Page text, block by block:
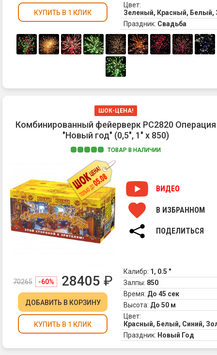
КУПИТЬ В 1 КЛИК
Цвет:
Зеленый, Красный, Белый,
Праздник: Свадьба
ШОК-ЦЕНА!
Комбинированный фейерверк РС2820 Операция
"Новый год" (0,5", 1" х 850)
ТОВАР В НАЛИЧИИ
ВИДЕО
В ИЗБРАННОМ
ПОДЕЛИТЬСЯ
70265 -60% 28405 ₽
ДОБАВИТЬ В КОРЗИНУ
КУПИТЬ В 1 КЛИК
Калибр: 1, 0.5 "
Залпы: 850
Время: До 45 сек
Высота: До 50 м
Цвет:
Красный, Белый, Синий,
Праздник: Новый Год